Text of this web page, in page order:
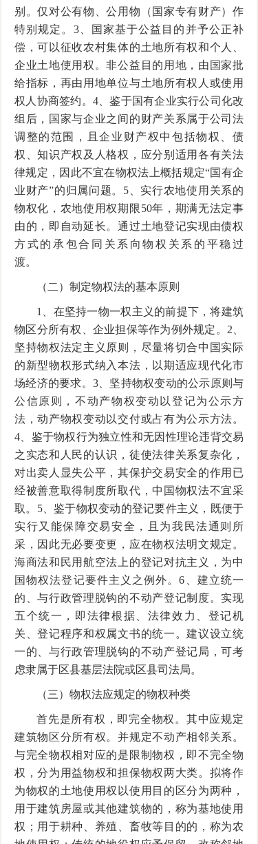
别。仅对公有物、公用物（国家专有财产）作
特别规定。3、国家基于公益目的并予公正补
偿，可以征收农村集体的土地所有权和个人、
企业土地使用权。非公益目的用地，由国家批
给指标，再由用地单位与土地所有权人或使用
权人协商签约。4、鉴于国有企业实行公司化改
组后，国家与企业之间的财产关系属于公司法
调整的范围，且企业财产权中包括物权、债
权、知识产权及人格权，应分别适用各有关法
律规定，因此不宜在物权法上概括规定“国有企
业财产”的归属问题。5、实行农地使用关系的
物权化，农地使用权期限50年，期满无法定事
由的，即自动延长。通过土地登记实现由债权
方式的承包合同关系向物权关系的平稳过
渡。
（二）制定物权法的基本原则
1、在坚持一物一权主义的前提下，将建筑
物区分所有权、企业担保等作为例外规定。2、
坚持物权法定主义原则，尽量将切合中国实际
的新型物权形式纳入本法，以期适应现代化市
场经济的要求。3、坚持物权变动的公示原则与
公信原则，不动产物权变动以登记为公示方
法，动产物权变动以交付或占有为公示方法。
4、鉴于物权行为独立性和无因性理论违背交易
之实态和人民的认识，徒使法律关系复杂化，
对出卖人显失公平，其保护交易安全的作用已
经被善意取得制度所取代，中国物权法不宜采
取。5、鉴于物权变动的登记要件主义，既便于
实行又能保障交易安全，且为我民法通则所
采，因此无必要变更，应在物权法明文规定。
海商法和民用航空法上的登记对抗主义，为中
国物权法登记要件主义之例外。6、建立统一
的、与行政管理脱钩的不动产登记制度。实现
五个统一，即法律根据、法律效力、登记机
关、登记程序和权属文书的统一。建议设立统
一的、与行政管理脱钩的不动产登记局，可考
虑隶属于区县基层法院或区县司法局。
（三）物权法应规定的物权种类
首先是所有权，即完全物权。其中应规定
建筑物区分所有权。并规定不动产相邻关系。
与完全物权相对应的是限制物权，即不完全物
权，分为用益物权和担保物权两大类。拟将作
为物权的土地使用权以使用目的区分为两种，
用于建筑房屋或其他建筑物的，称为基地使用
权；用于耕种、养殖、畜牧等目的的，称为农